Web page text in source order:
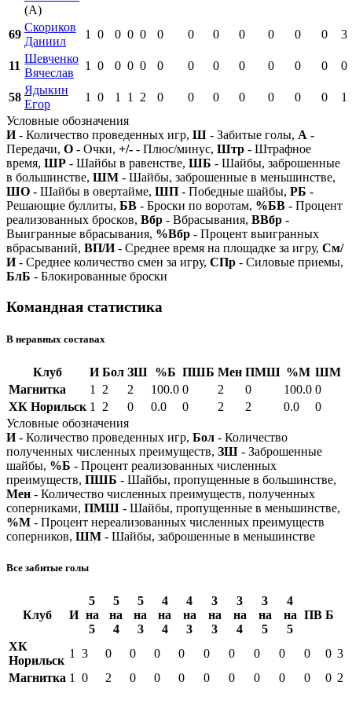
(А)
69
Скориков
Даниил
1 0 0 0 0 0 0 0 0 0 0 0 3
11
Шевченко
Вячеслав
1 0 0 0 0 0 0 0 0 0 0 0 0
58
Ядыкин
Егор
1 0 1 1 2 0 0 0 0 0 0 0
1
Условные обозначения
И- Количество проведенных игр, Ш - Забитые голы, А -
Передачи, О - Очки, +/- - Плюс/минус, Штр - Штрафное
время, ШР - Шайбы в равенстве, ШБ - Шайбы, заброшенные
в большинстве, ШМ - Шайбы, заброшенные в меньшинстве,
ШО - Шайбы в овертайме, ШП - Победные шайбы, РБ -
Решающие буллиты, БВ - Броски по воротам, %БВ - Процент
реализованных бросков, Вбр - Вбрасывания, ВВбр -
Выигранные вбрасывания, %Вбр - Процент выигранных
вбрасываний, ВП/И- Среднее время на площадке за игру, См/
И- Среднее количество смен за игру, СПр - Силовые приемы,
БлБ - Блокированные броски
Командная статистика
В неравных составах
Клуб И Бол ЗШ %Б ПШБ Мен ПМШ %М ШМ
Магнитка
1 2 2 100.0 0 2 0 100.0 0
ХК Норильск 1 2 0 0.0 0 2 2 0.0
0
Условные обозначения
И- Количество проведенных игр, Бол - Количество
полученных численных преимуществ, ЗШ - Заброшенные
шайбы, %Б - Процент реализованных численных
преимуществ, ПШБ - Шайбы, пропущенные в большинстве,
Мен - Количество численных преимуществ, полученных
соперниками, ПМШ - Шайбы, пропущенные в меньшинстве,
%М - Процент нереализованных численных преимуществ
соперников, ШМ - Шайбы, заброшенные в меньшинстве
Все забитые голы
Клуб И
5
на
5
5
на
4
5
на
3
4
на
4
4
на
3
3
на
3
3
на
4
3
на
5
4
на
5
ПВ Б
ХК
Норильск
1 3 0 0 0 0 0 0 0 0 0 0 3
Магнитка 1 0 2 0 0 0 0 0 0 0 0 0 2